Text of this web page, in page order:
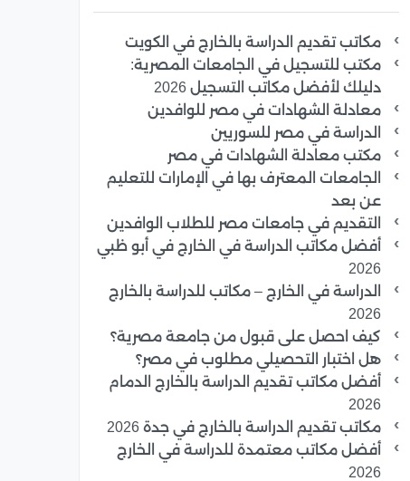
مكاتب تقديم الدراسة بالخارج في الكويت
مكتب للتسجيل في الجامعات المصرية:
دليلك لأفضل مكاتب التسجيل 2026
معادلة الشهادات في مصر للوافدين
الدراسة في مصر للسوريين
مكتب معادلة الشهادات في مصر
الجامعات المعترف بها في الإمارات للتعليم
عن بعد
التقديم في جامعات مصر للطلاب الوافدين
أفضل مكاتب الدراسة في الخارج في أبو ظبي
2026
الدراسة في الخارج – مكاتب للدراسة بالخارج
2026
كيف احصل على قبول من جامعة مصرية؟
هل اختبار التحصيلي مطلوب في مصر؟
أفضل مكاتب تقديم الدراسة بالخارج الدمام
2026
مكاتب تقديم الدراسة بالخارج في جدة 2026
أفضل مكاتب معتمدة للدراسة في الخارج
2026